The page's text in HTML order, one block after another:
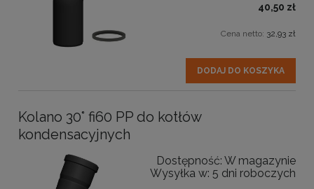
40,50 zł
Cena netto: 32,93 zł
DODAJ DO KOSZYKA
Kolano 30° fi60 PP do kotłów
kondensacyjnych
Dostępność: W magazynie
Wysyłka w: 5 dni roboczych